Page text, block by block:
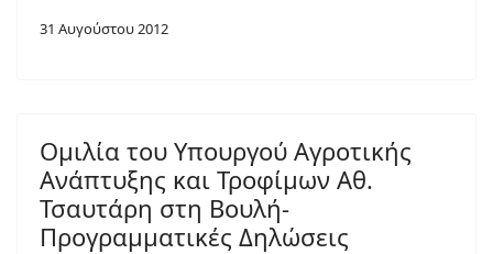
31 Αυγούστου 2012
Ομιλία του Υπουργού Αγροτικής
Ανάπτυξης και Τροφίμων Αθ.
Τσαυτάρη στη Βουλή-
Προγραμματικές Δηλώσεις